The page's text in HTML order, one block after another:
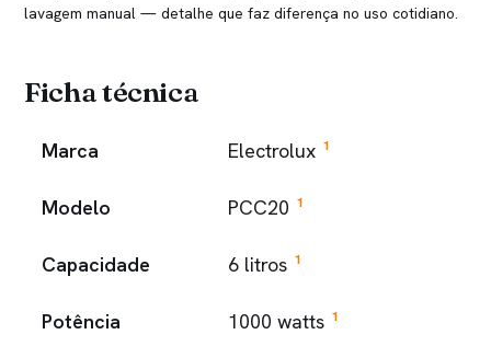
lavagem manual — detalhe que faz diferença no uso cotidiano.
Ficha técnica
Marca Electrolux 1
Modelo PCC20 1
Capacidade 6 litros 1
Potência 1000 watts 1